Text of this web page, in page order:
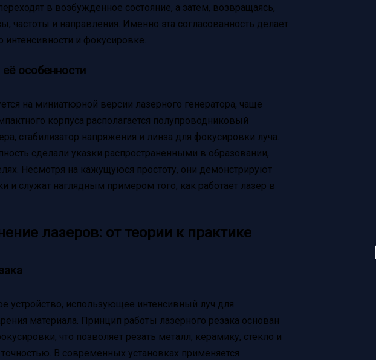
в возбужденное состояние, а затем, возвращаясь,
частоты и направления. Именно эта согласованность делает
и фокусировке.
особенности
на миниатюрной версии лазерного генератора, чаще
корпуса располагается полупроводниковый
стабилизатор напряжения и линза для фокусировки луча.
сделали указки распространенными в образовании,
Несмотря на кажущуюся простоту, они демонстрируют
и служат наглядным примером того, как работает лазер в
лазеров: от теории к практике
устройство, использующее интенсивный луч для
материала. Принцип работы лазерного резака основан
что позволяет резать металл, керамику, стекло и
В современных установках применяется